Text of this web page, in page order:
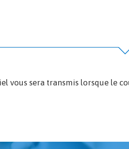
vous sera transmis lorsque le